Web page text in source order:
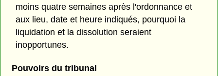
moins quatre semaines après l'ordonnance et
aux lieu, date et heure indiqués, pourquoi la
liquidation et la dissolution seraient
inopportunes.
Pouvoirs du tribunal